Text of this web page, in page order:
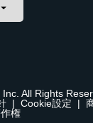
All Rights
| Cookie設定 |
権